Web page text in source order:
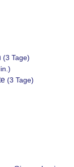
(3 Tage)
(3 Tage)